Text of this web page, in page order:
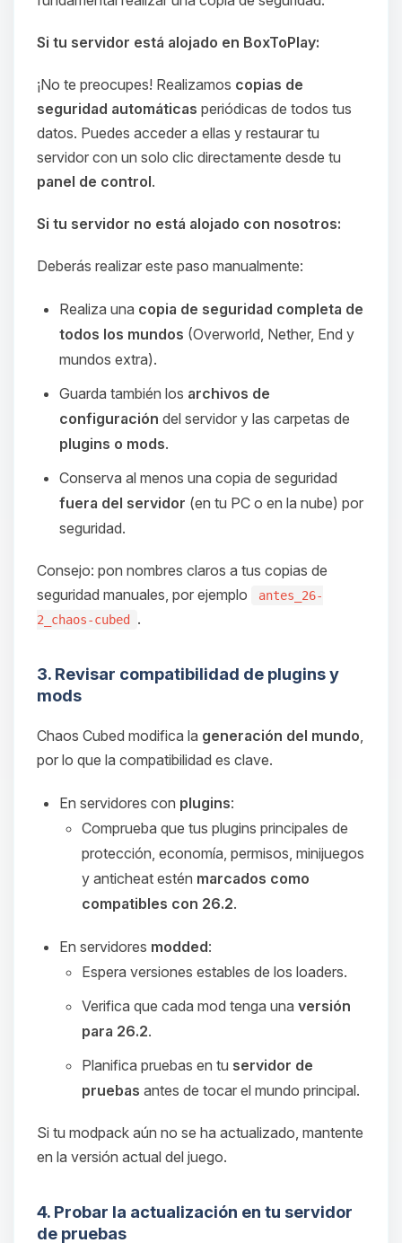
Si tu servidor está alojado en BoxToPlay:
¡No te preocupes! Realizamos copias de
seguridad automáticas periódicas de todos tus
datos. Puedes acceder a ellas y restaurar tu
servidor con un solo clic directamente desde tu
panel de control.
Si tu servidor no está alojado con nosotros:
Deberás realizar este paso manualmente:
Realiza una copia de seguridad completa de
todos los mundos (Overworld, Nether, End y
mundos extra).
Guarda también los archivos de
configuración del servidor y las carpetas de
plugins o mods.
Conserva al menos una copia de seguridad
fuera del servidor (en tu PC o en la nube) por
seguridad.
Consejo: pon nombres claros a tus copias de
seguridad manuales, por ejemplo
antes_26-
2_chaos-cubed
.
3. Revisar compatibilidad de plugins y
mods
Chaos Cubed modifica la generación del mundo
por lo que la compatibilidad es clave.
En servidores con plugins:
Comprueba que tus plugins principales de
protección, economía, permisos, minijuegos
y anticheat estén marcados como
compatibles con 26.2.
En servidores modded:
Espera versiones estables de los loaders.
Verifica que cada mod tenga una versión
para 26.2.
Planifica pruebas en tu servidor de
pruebas antes de tocar el mundo principal.
Si tu modpack aún no se ha actualizado, mantente
en la versión actual del juego.
4. Probar la actualización en tu servidor
de pruebas